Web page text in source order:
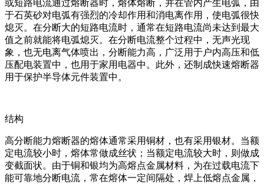
或短路电流通过熔断器时，熔体熔断，并在管内产生电弧，由
于石英砂对电弧有强烈的冷却作用和消电离作用，使电弧很快
熄灭。在分断大的短路电流时，通常在短路电流尚未达到最大
值之前就能将电弧熄灭。在分断电流整个过程中，无声光现
象，也无电离气体喷出，分断能力高，广泛用于户内高压和低
压配电装置中，也用于家用电器中。此外，还制成快速熔断器
用于保护半导体元件装置中。
结构
高分断能力熔断器的熔体通常采用铜材，也有采用银材。当额
定电流较小时，熔体常做成丝状；当额定电流较大时，则做成
变截面状。由于铜和银均为高熔点金属材料，为在过载电流下
能可靠地分断电流，常在熔体一定间隔处，焊上低熔点金属，